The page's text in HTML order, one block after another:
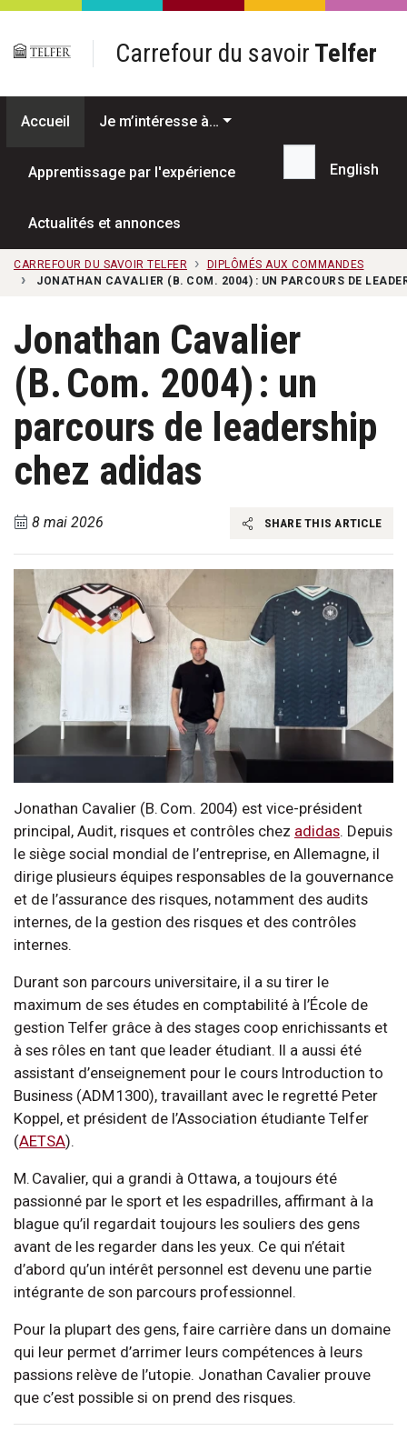
Passer au contenu principal
Carrefour du savoir Telfer
Accueil Je m’intéresse à…
Apprentissage par l'expérience
Actualités et annonces
Recherche...
English
CARREFOUR DU SAVOIR TELFER
DIPLÔMÉS AUX COMMANDES
JONATHAN CAVALIER (B. COM. 2004) : UN PARCOURS DE
Jonathan Cavalier
(B. Com. 2004) : un
parcours de leadership
chez adidas
8 mai 2026 SHARE THIS ARTICLE
Jonathan Cavalier (B. Com. 2004) est vice-président
principal, Audit, risques et contrôles chez adidas. Depuis
le siège social mondial de l’entreprise, en Allemagne, il
dirige plusieurs équipes responsables de la gouvernance
et de l’assurance des risques, notamment des audits
internes, de la gestion des risques et des contrôles
internes.
Durant son parcours universitaire, il a su tirer le
maximum de ses études en comptabilité à l’École de
gestion Telfer grâce à des stages coop enrichissants et
à ses rôles en tant que leader étudiant. Il a aussi été
assistant d’enseignement pour le cours Introduction to
Business (ADM 1300), travaillant avec le regretté Peter
Koppel, et président de l’Association étudiante Telfer
(AETSA).
M. Cavalier, qui a grandi à Ottawa, a toujours été
passionné par le sport et les espadrilles, affirmant à la
blague qu’il regardait toujours les souliers des gens
avant de les regarder dans les yeux. Ce qui n’était
d’abord qu’un intérêt personnel est devenu une partie
intégrante de son parcours professionnel.
Pour la plupart des gens, faire carrière dans un domaine
qui leur permet d’arrimer leurs compétences à leurs
passions relève de l’utopie. Jonathan Cavalier prouve
que c’est possible si on prend des risques.